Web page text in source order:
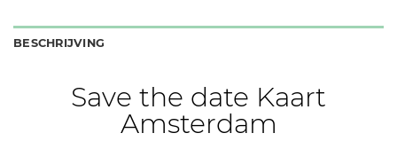
BESCHRIJVING
Save the date Kaart
Amsterdam